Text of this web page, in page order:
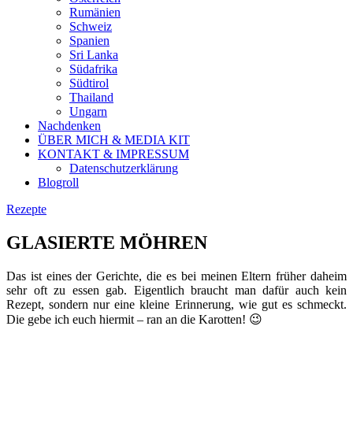
Rumänien
Schweiz
Spanien
Sri Lanka
Südafrika
Südtirol
Thailand
Ungarn
Nachdenken
ÜBER MICH & MEDIA KIT
KONTAKT & IMPRESSUM
Datenschutzerklärung
Blogroll
Rezepte
GLASIERTE MÖHREN
Das ist eines der Gerichte, die es bei meinen Eltern früher daheim
sehr oft zu essen gab. Eigentlich braucht man dafür auch kein
Rezept, sondern nur eine kleine Erinnerung, wie gut es schmeckt.
Die gebe ich euch hiermit – ran an die Karotten! 😉